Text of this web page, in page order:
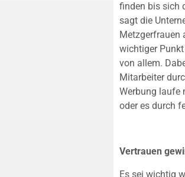
finden bis sich
sagt die
Metzgerfrauen
wichtiger
von allem.
Mitarbeiter
Werbung laufe
oder es durch
Vertrauen
Es sei wichtig